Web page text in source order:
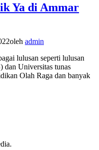
Ya di Ammar
oleh admin
lulusan seperti lulusan
dan Universitas tunas
Olah Raga dan banyak